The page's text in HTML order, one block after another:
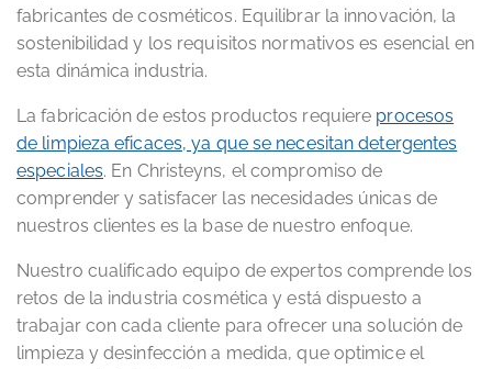
fabricantes de cosméticos. Equilibrar la innovación, la
sostenibilidad y los requisitos normativos es esencial en
esta dinámica industria.
La fabricación de estos productos requiere procesos
de limpieza eficaces, ya que se necesitan detergentes
especiales. En Christeyns, el compromiso de
comprender y satisfacer las necesidades únicas de
nuestros clientes es la base de nuestro enfoque.
Nuestro cualificado equipo de expertos comprende los
retos de la industria cosmética y está dispuesto a
trabajar con cada cliente para ofrecer una solución de
limpieza y desinfección a medida, que optimice el